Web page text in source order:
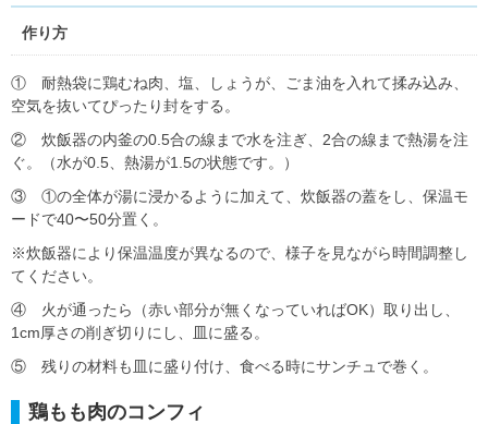
作り方
① 耐熱袋に鶏むね肉、塩、しょうが、ごま油を入れて揉み込み、
空気を抜いてぴったり封をする。
② 炊飯器の内釜の0.5合の線まで水を注ぎ、2合の線まで熱湯を注
ぐ。（水が0.5、熱湯が1.5の状態です。）
③ ①の全体が湯に浸かるように加えて、炊飯器の蓋をし、保温モ
ードで40〜50分置く。
※炊飯器により保温温度が異なるので、様子を見ながら時間調整し
てください。
④ 火が通ったら（赤い部分が無くなっていればOK）取り出し、
1cm厚さの削ぎ切りにし、皿に盛る。
⑤ 残りの材料も皿に盛り付け、食べる時にサンチュで巻く。
鶏もも肉のコンフィ